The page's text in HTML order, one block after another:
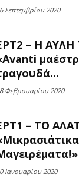
Σεπτεμβρίου 2020
– Η
Φεβρουαρίου 2020
– ΤΟ
Ιανουαρίου 2020